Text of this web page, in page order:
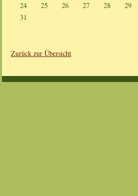
24
25 26 27 28 29
31
Zurück zur Übersicht